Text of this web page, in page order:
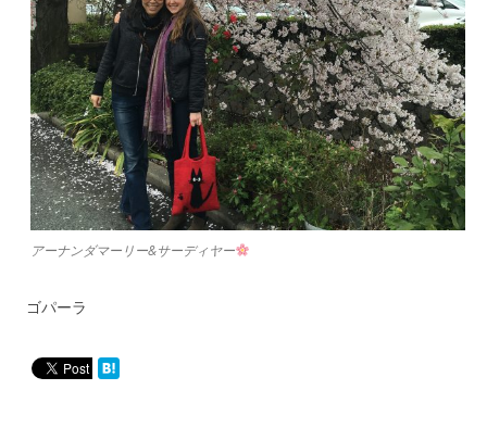
アーナンダマーリー&サーディヤー
ゴパーラ